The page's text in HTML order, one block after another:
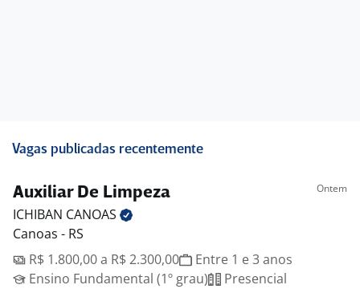
Vagas publicadas recentemente
Auxiliar De Limpeza Ontem
ICHIBAN CANOAS
Canoas - RS
R$ 1.800,00 a R$ 2.300,00
Entre 1 e 3 anos
Ensino Fundamental (1º grau)
Presencial